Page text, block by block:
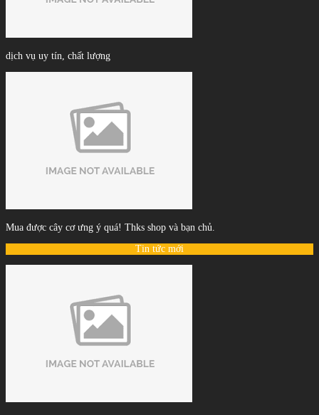
dịch vụ uy tín, chất lượng
Mua được cây cơ ưng ý quá! Thks shop và bạn chủ.
Tin tức mới